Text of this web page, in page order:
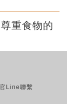
重食物的
Line聯繫